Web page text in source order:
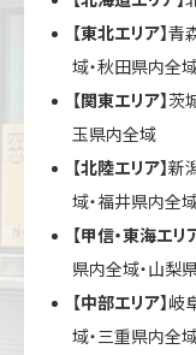
【東北エリア】青
域・秋田県内全
【関東エリア】茨
玉県内全域
【北陸エリア】新
域・福井県内全
【甲信・東海エリ
県内全域・山梨
【中部エリア】岐
域・三重県内全